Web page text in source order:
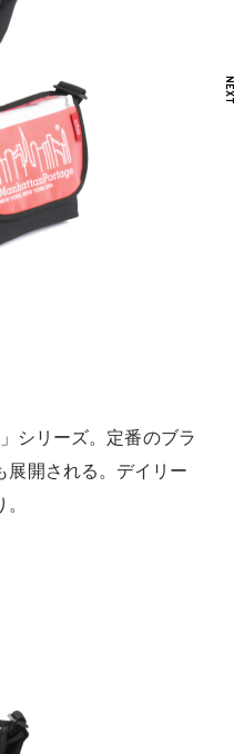
シリーズ。定番のブラ
展開される。デイリー